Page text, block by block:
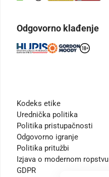
Odgovorno klađenje
Kodeks etike
Urednička politika
Politika pristupačnosti
Odgovorno igranje
Politika pritužbi
Izjava o modernom ropstvu
GDPR